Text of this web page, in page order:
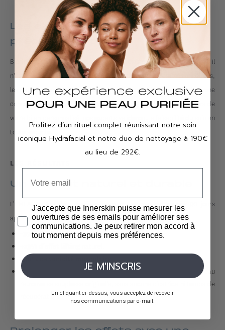
Les cas dans lesquels nous ne
préconisons pas
Bien que ce soin soit sûr et non invasif, il existe des cas dans lesquels il
n'est pas adapté. Il n'est pas recommandé pour les femmes enceintes,
les personnes portant des implants métalliques dans la zone
concernée ou des dispositifs électroniques (type pacemaker). Lors de
votre bilan personnalisé, nos experts valideront la faisabilité du soin en
toute sécurité.
LES RÉSULTATS
Un résultat naturel et durable
L'EMFACE offre des bénéfices concrets et mesurables dès 90 jours
après la dernière séance :
-37% de ridesen moyenne.
+30% de tonicité musculaire
Votre visage paraît reposé, les contours sont plus nets et la peau
retrouve sa souplesse originelle, sans aucune cicatrice ni temps de
récupération.
Profitez d’un rituel complet réunissant notre soin
iconique Hydrafacial et notre duo de nettoyage à 190€
au lieu de 292€.
J'accepte que Innerskin puisse mesurer les
ouvertures de ses emails pour améliorer ses
communications. Je peux retirer mon accord à
tout moment depuis mes préférences.
JE M'INSCRIS
En cliquant ci-dessus, vous acceptez de recevoir
nos communications par e-mail.